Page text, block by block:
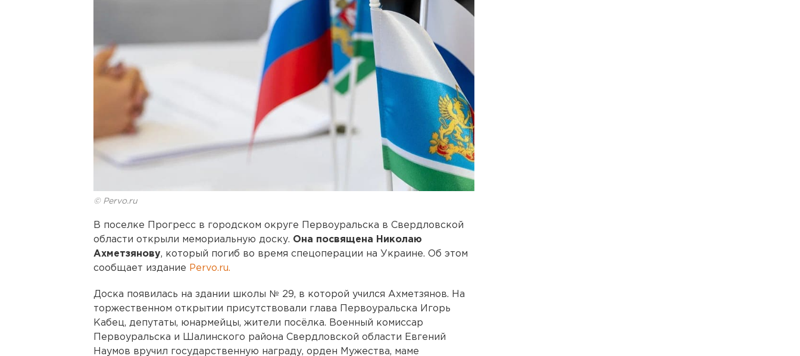
© Pervo.ru
В поселке Прогресс в городском округе Первоуральска в Свердловской
области открыли мемориальную доску. Она посвящена Николаю
Ахметзянову, который погиб во время спецоперации на Украине. Об этом
сообщает издание Pervo.ru.
Доска появилась на здании школы № 29, в которой учился Ахметзянов. На
торжественном открытии присутствовали глава Первоуральска Игорь
Кабец, депутаты, юнармейцы, жители посёлка. Военный комиссар
Первоуральска и Шалинского района Свердловской области Евгений
Наумов вручил государственную награду, орден Мужества, маме